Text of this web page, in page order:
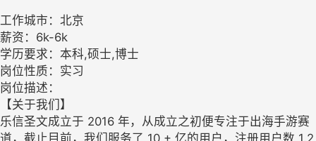
工作城市：北京
薪资：6k-6k
学历要求：本科,硕士,博士
岗位性质：实习
岗位描述：
【关于我们】
乐信圣文成立于 2016 年，从成立之初便专注于出海手游赛
道，截止目前，我们服务了 10 + 亿的用户，注册用户数 1.2